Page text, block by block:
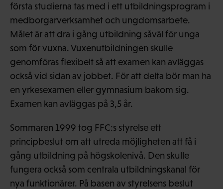
första studierna tas med i ett utbildningsprogram i
medborgarverksamhet och ungdomsarbete.
Målet är att dra i gång utbildning såväl för unga
som för vuxna. Vuxenutbildningen skulle
genomföras flexibelt så att examen kan avläggas
också vid sidan av jobbet. För att delta bör man ha
en yrkesexamen eller gymnasium bakom sig.
Examen kan avläggas på 3,5 år.
Sommaren 1999 tog FFC:s styrelse ett
principbeslut om att utreda möjligheten att få i
gång utbildning på högskolenivå. Den skulle
fungera också som centrala utbildningskanal för
nya funktionärer. På basen av styrelsens beslut